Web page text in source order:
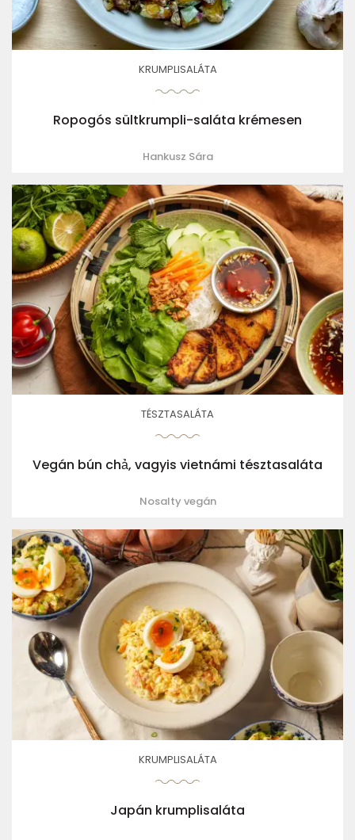
KRUMPLISALÁTA
Ropogós sültkrumpli-saláta krémesen
Hankusz Sára
TÉSZTASALÁTA
Vegán bún chả, vagyis vietnámi tésztasaláta
Nosalty vegán
KRUMPLISALÁTA
Japán krumplisaláta